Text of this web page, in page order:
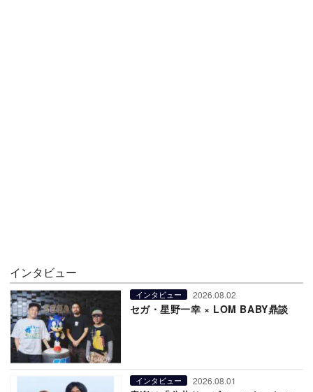
インタビュー
インタビュー 2026.08.02
セガ・星野一幸 × LOM BABY鼎談
インタビュー 2026.08.01